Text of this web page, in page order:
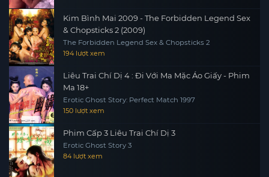
Kim Bình Mai 2009 - The Forbidden Legend Sex
& Chopsticks 2 (2009)
The Forbidden Legend Sex & Chopsticks 2
194 lượt xem
Liêu Trai Chí Dị 4 : Đi Với Ma Mặc Áo Giấy - Phim
Ma 18+
Erotic Ghost Story: Perfect Match 1997
150 lượt xem
Phim Cấp 3 Liêu Trai Chí Dị 3
Erotic Ghost Story 3
84 lượt xem